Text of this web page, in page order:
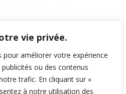
vie privée.
pour améliorer votre expérience
ou des contenus
trafic. En cliquant sur «
à notre utilisation des